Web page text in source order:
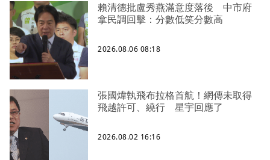
賴清德批盧秀燕滿意度落後 中市府
拿民調回擊：分數低笑分數高
2026.08.06 08:18
張國煒執飛布拉格首航！網傳未取得
飛越許可、繞行 星宇回應了
2026.08.02 16:16